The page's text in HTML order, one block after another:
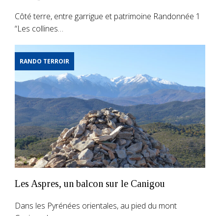
Côté terre, entre garrigue et patrimoine Randonnée 1
“Les collines…
RANDO TERROIR
Les Aspres, un balcon sur le Canigou
Dans les Pyrénées orientales, au pied du mont